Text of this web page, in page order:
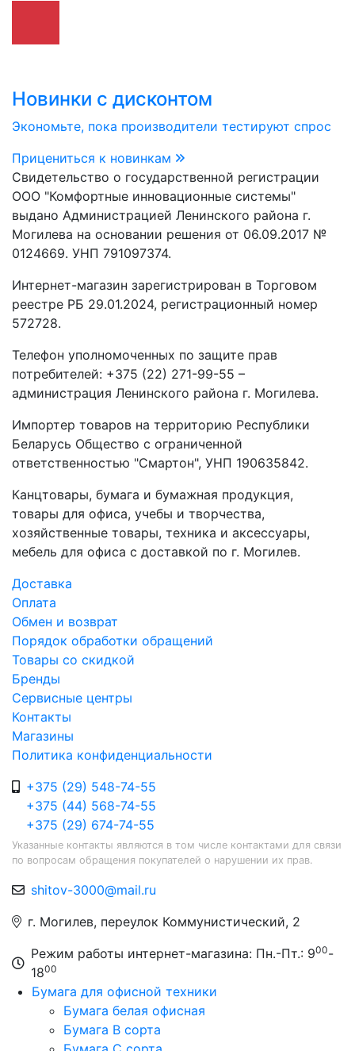
Новинки с дисконтом
Экономьте, пока производители тестируют спрос
Прицениться к новинкам
Свидетельство о государственной регистрации
ООО "Комфортные инновационные системы"
выдано Администрацией Ленинского района г.
Могилева на основании решения от 06.09.2017 №
0124669. УНП 791097374.
Интернет-магазин зарегистрирован в Торговом
реестре РБ 29.01.2024, регистрационный номер
572728.
Телефон уполномоченных по защите прав
потребителей: +375 (22) 271-99-55 –
администрация Ленинского района г. Могилева.
Импортер товаров на территорию Республики
Беларусь Общество с ограниченной
ответственностью "Смартон", УНП 190635842.
Канцтовары, бумага и бумажная продукция,
товары для офиса, учебы и творчества,
хозяйственные товары, техника и аксессуары,
мебель для офиса с доставкой по г. Могилев.
Доставка
Оплата
Обмен и возврат
Порядок обработки обращений
Товары со скидкой
Бренды
Сервисные центры
Контакты
Магазины
Политика конфиденциальности
+375 (29) 548-74-55
+375 (44) 568-74-55
+375 (29) 674-74-55
Указанные контакты являются в том числе контактами для связи
по вопросам обращения покупателей о нарушении их прав.
shitov-3000@mail.ru
г. Могилев, переулок Коммунистический, 2
Режим работы интернет-магазина: Пн.-Пт.: 900-
1800
Бумага для офисной техники
Бумага белая офисная
Бумага B сорта